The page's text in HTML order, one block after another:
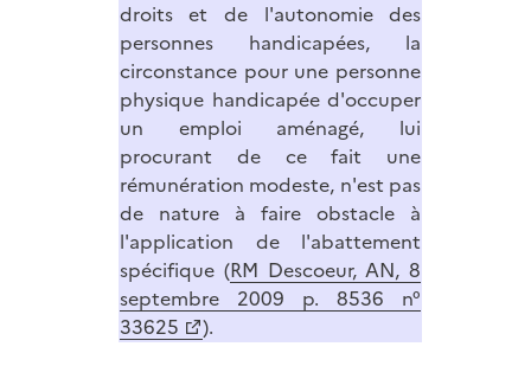
droits et de l'autonomie des
personnes handicapées, la
circonstance pour une personne
physique handicapée d'occuper
un emploi aménagé, lui
procurant de ce fait une
rémunération modeste, n'est pas
de nature à faire obstacle à
l'application de l'abattement
spécifique (RM Descoeur, AN, 8
septembre 2009 p. 8536 n°
33625
).